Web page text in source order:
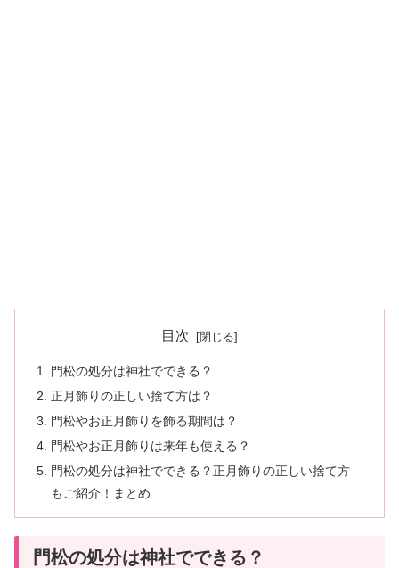
目次
門松の処分は神社でできる？
正月飾りの正しい捨て方は？
門松やお正月飾りを飾る期間は？
門松やお正月飾りは来年も使える？
門松の処分は神社でできる？正月飾りの正しい捨て方
もご紹介！まとめ
門松の処分は神社でできる？